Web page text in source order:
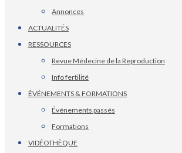
Annonces
ACTUALITÉS
RESSOURCES
Revue Médecine de la Reproduction
Info fertilité
ÉVÉNEMENTS & FORMATIONS
Événements passés
Formations
VIDÉOTHÈQUE